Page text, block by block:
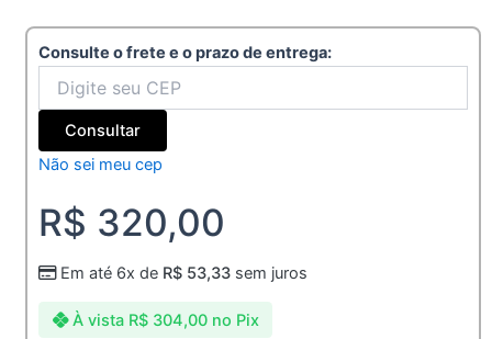
Consulte o frete e o prazo de entrega:
Consultar
Não sei meu cep
R$ 320,00
À vista R$ 304,00 no Pix
Em até 6x de R$ 53,33 sem juros